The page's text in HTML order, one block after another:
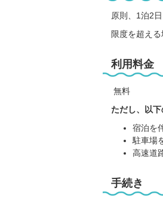
原則、1泊2
限度を超え
利用料金
無料
ただし、以下
宿泊を
駐車場
高速道
手続き